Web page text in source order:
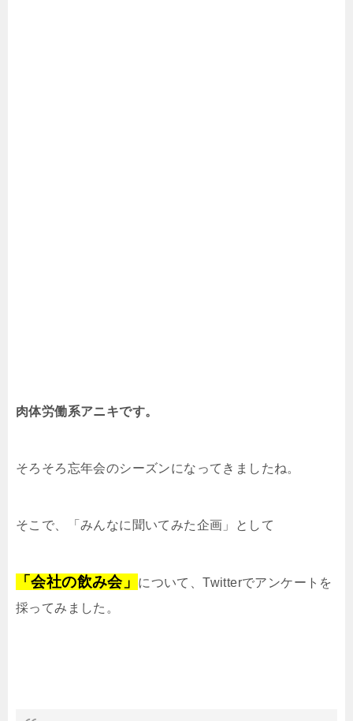
肉体労働系アニキです。
そろそろ忘年会のシーズンになってきましたね。
そこで、「みんなに聞いてみた企画」として
「会社の飲み会」
について、Twitterでアンケートを
採ってみました。